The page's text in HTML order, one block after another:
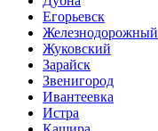
Егорьевск
Железнодорожный
Жуковский
Зарайск
Звенигород
Ивантеевка
Истра